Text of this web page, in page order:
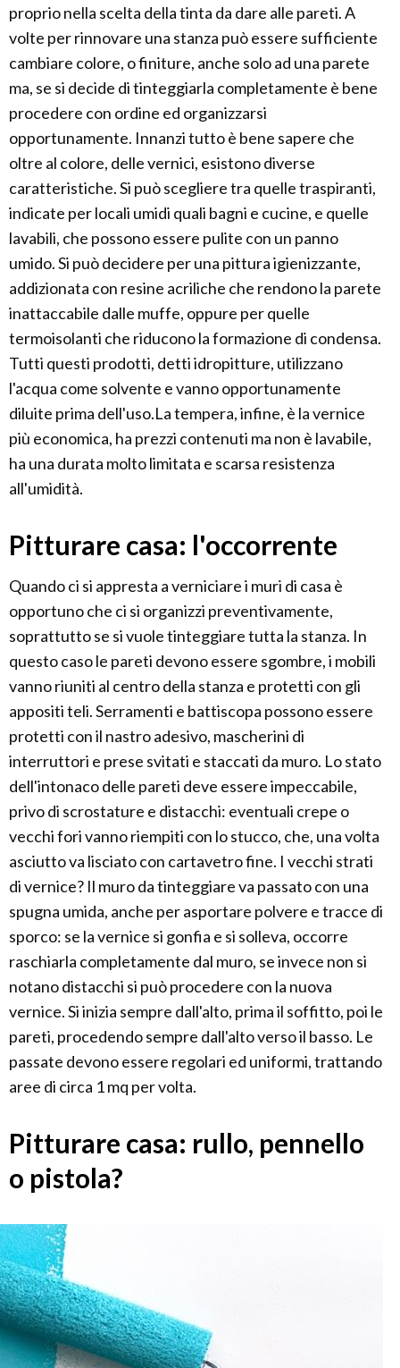
proprio nella scelta della tinta da dare alle pareti. A
volte per rinnovare una stanza può essere sufficiente
cambiare colore, o finiture, anche solo ad una parete
ma, se si decide di tinteggiarla completamente è bene
procedere con ordine ed organizzarsi
opportunamente. Innanzi tutto è bene sapere che
oltre al colore, delle vernici, esistono diverse
caratteristiche. Si può scegliere tra quelle traspiranti,
indicate per locali umidi quali bagni e cucine, e quelle
lavabili, che possono essere pulite con un panno
umido. Si può decidere per una pittura igienizzante,
addizionata con resine acriliche che rendono la parete
inattaccabile dalle muffe, oppure per quelle
termoisolanti che riducono la formazione di condensa.
Tutti questi prodotti, detti idropitture, utilizzano
l'acqua come solvente e vanno opportunamente
diluite prima dell'uso.La tempera, infine, è la vernice
più economica, ha prezzi contenuti ma non è lavabile,
ha una durata molto limitata e scarsa resistenza
all'umidità.
Pitturare casa: l'occorrente
Quando ci si appresta a verniciare i muri di casa è
opportuno che ci si organizzi preventivamente,
soprattutto se si vuole tinteggiare tutta la stanza. In
questo caso le pareti devono essere sgombre, i mobili
vanno riuniti al centro della stanza e protetti con gli
appositi teli. Serramenti e battiscopa possono essere
protetti con il nastro adesivo, mascherini di
interruttori e prese svitati e staccati da muro. Lo stato
dell'intonaco delle pareti deve essere impeccabile,
privo di scrostature e distacchi: eventuali crepe o
vecchi fori vanno riempiti con lo stucco, che, una volta
asciutto va lisciato con cartavetro fine. I vecchi strati
di vernice? Il muro da tinteggiare va passato con una
spugna umida, anche per asportare polvere e tracce di
sporco: se la vernice si gonfia e si solleva, occorre
raschiarla completamente dal muro, se invece non si
notano distacchi si può procedere con la nuova
vernice. Si inizia sempre dall'alto, prima il soffitto, poi le
pareti, procedendo sempre dall'alto verso il basso. Le
passate devono essere regolari ed uniformi, trattando
aree di circa 1 mq per volta.
Pitturare casa: rullo, pennello
o pistola?